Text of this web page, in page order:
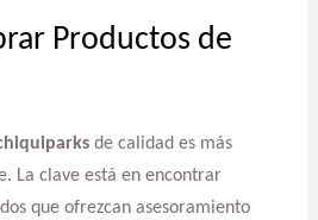
Productos de
de calidad es más
La clave está en encontrar
que ofrezcan asesoramiento